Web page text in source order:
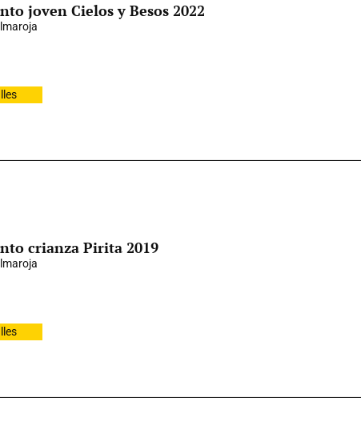
joven Cielos y Besos 2022
crianza Pirita 2019